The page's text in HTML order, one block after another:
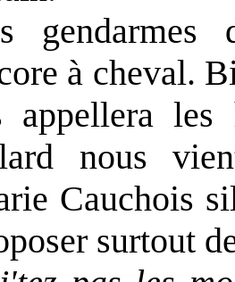
gendarmes
à cheval.
appellera les
nous
Cauchois
surtout